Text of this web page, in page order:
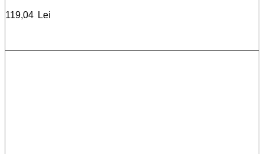
119,04 Lei